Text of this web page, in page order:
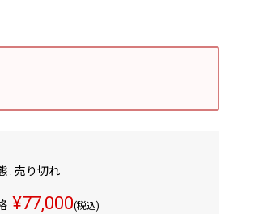
: 売り切れ
¥77,000(税込)